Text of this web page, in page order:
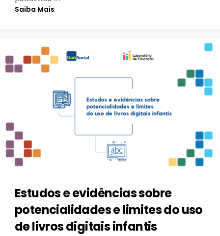
Saiba Mais
Estudos e evidências sobre
potencialidades e limites do uso
de livros digitais infantis